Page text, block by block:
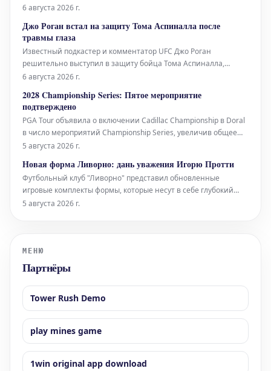
Series.
6 августа 2026 г.
Джо Роган встал на защиту Тома Аспиналла после
травмы глаза
Известный подкастер и комментатор UFC Джо Роган
решительно выступил в защиту бойца Тома Аспиналла,
столкнувшегося с критикой после травмы глаза, полученной
вынужден отказаться от боя из-за рассечения, которое, по
словам врачей, могло привести к
6 августа 2026 г.
2028 Championship Series: Пятое мероприятие
подтверждено
PGA Tour объявила о включении Cadillac Championship в Doral
в число мероприятий Championship Series, увеличив общее
количество подтвержденных событий до пяти.
5 августа 2026 г.
Новая форма Ливорно: дань уважения Игорю Протти
Футбольный клуб "Ливорно" представил обновленные
игровые комплекты формы, которые несут в себе глубокий
смысл. На задней стороне воротника каждой футболки
5 августа 2026 г.
МЕНЮ
Партнёры
Tower Rush Demo
play mines game
1win original app download